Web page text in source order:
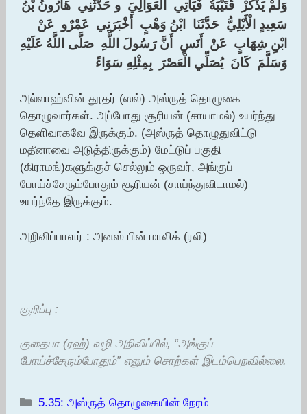
وَلَمْ يَذْكُرْ ‏ ‏قُتَيْبَةُ ‏ ‏فَيَأْتِي ‏ ‏الْعَوَالِيَ ‏ ‏و حَدَّثَنِي ‏ ‏هَارُونُ بْنُ
سَعِيدٍ الْأَيْلِيُّ ‏ ‏حَدَّثَنَا ‏ ‏ابْنُ وَهْبٍ ‏ ‏أَخْبَرَنِي ‏ ‏عَمْرٌو ‏ ‏عَنْ ‏
‏ابْنِ شِهَابٍ ‏ ‏عَنْ ‏ ‏أَنَسٍ ‏ ‏أَنَّ رَسُولَ اللَّهِ ‏ ‏صَلَّى اللَّهُ عَلَيْهِ
وَسَلَّمَ ‏ ‏كَانَ ‏ ‏يُصَلِّي الْعَصْرَ ‏ ‏بِمِثْلِهِ سَوَاءً
அல்லாஹ்வின் தூதர் (ஸல்) அஸ்ருத் தொழுகை
தொழுவார்கள். அப்போது சூரியன் (சாயாமல்) உயர்ந்து
தெளிவாகவே இருக்கும். (அஸ்ருத் தொழுதுவிட்டு
மதீனாவை அடுத்திருக்கும்) மேட்டுப் பகுதி
(கிராமங்)களுக்குச் செல்லும் ஒருவர், அங்குப்
போய்ச்சேரும்போதும் சூரியன் (சாய்ந்துவிடாமல்)
உயர்ந்தே இருக்கும்.
அறிவிப்பாளர் : அனஸ் பின் மாலிக் (ரலி)
குறிப்பு :
குதைபா (ரஹ்) வழி அறிவிப்பில், “அங்குப்
போய்ச்சேரும்போதும்” எனும் சொற்கள் இடம்பெறவில்லை.
Categories
5.35: அஸ்ருத் தொழுகையின் நேரம்